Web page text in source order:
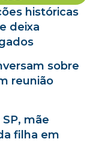
históricas
deixa
sobre
reunião
mãe
filha em